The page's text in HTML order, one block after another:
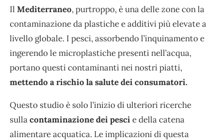
Il Mediterraneo, purtroppo, è una delle zone con la
contaminazione da plastiche e additivi più elevate a
livello globale. I pesci, assorbendo l’inquinamento e
ingerendo le microplastiche presenti nell’acqua,
portano questi contaminanti nei nostri piatti,
mettendo a rischio la salute dei consumatori.
Questo studio è solo l’inizio di ulteriori ricerche
sullacontaminazione dei pescie della catena
alimentare acquatica. Le implicazioni di questa